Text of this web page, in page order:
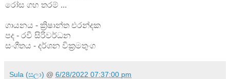
රෝස ගහ තරම් ...
ගායනය - ක්‍රිෂාන්ත එරන්දක
පද - රවී සිරිවර්ධන
සංගීතය - දර්ශන වික්‍රමතුංග
Sula (සුලා) @ 6/28/2022 07:37:00 pm